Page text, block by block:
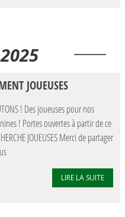
2025
JOUEUSES
! Des joueuses pour nos
! Portes ouvertes à partir de ce
JOUEUSES Merci de partager
LIRE LA SUITE